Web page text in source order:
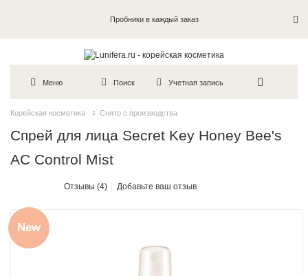
Пробники в каждый заказ
Меню Поиск Учетная запись
Корейская косметика Снято с производства
Спрей для лица Secret Key Honey Bee's
AC Control Mist
Отзывы (4) Добавьте ваш отзыв
New